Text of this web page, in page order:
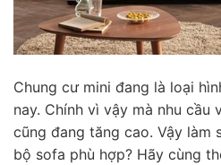
Chung cư mini đang là loại
nay. Chính vì vậy mà nhu cầu
cũng đang tăng cao. Vậy làm
bộ sofa phù hợp? Hãy cùng